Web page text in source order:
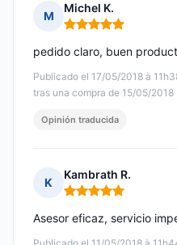
M
Michel K.
Nota: 5 de 5
Publicado el 17/05/2018 à
tras una compra de 15/05/2018
pedido claro, buen
Opinión traducida
K
Kambrath R.
Nota: 5 de 5
Asesor eficaz, servicio